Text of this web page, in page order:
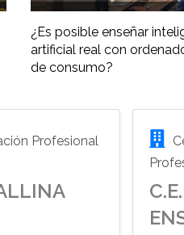
¿Es posible enseñar
artificial real con
de consumo?
Profesional